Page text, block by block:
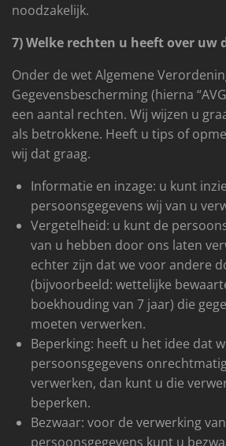
noodzakelijk.
7) Welke rechten u heeft over uw
Onder de wet Algemene
Gegevensbescherming (hierna
een aantal rechten. Wij wijzen u
als betrokkene. Heeft u tips of
wij dat graag.
Informatie en inzage: u kunt
persoonsgegevens wij van u
Vergetelheid: u kunt de
van u hebben door ons laten
echter zijn dat we voor andere
(bijvoorbeeld: wettelijke
boekhouding van 7 jaar) die
moeten verwerken.
Beperking: heeft u het idee dat
persoonsgegevens
verwerken, dan kunt u die
beperken.
Bezwaar: voor de verwerking
persoonsgegevens kunt u